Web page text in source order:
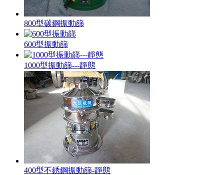
800型碳鋼振動篩
600型振動篩
1000型振動篩---靜態
400型不銹鋼振動篩-靜態